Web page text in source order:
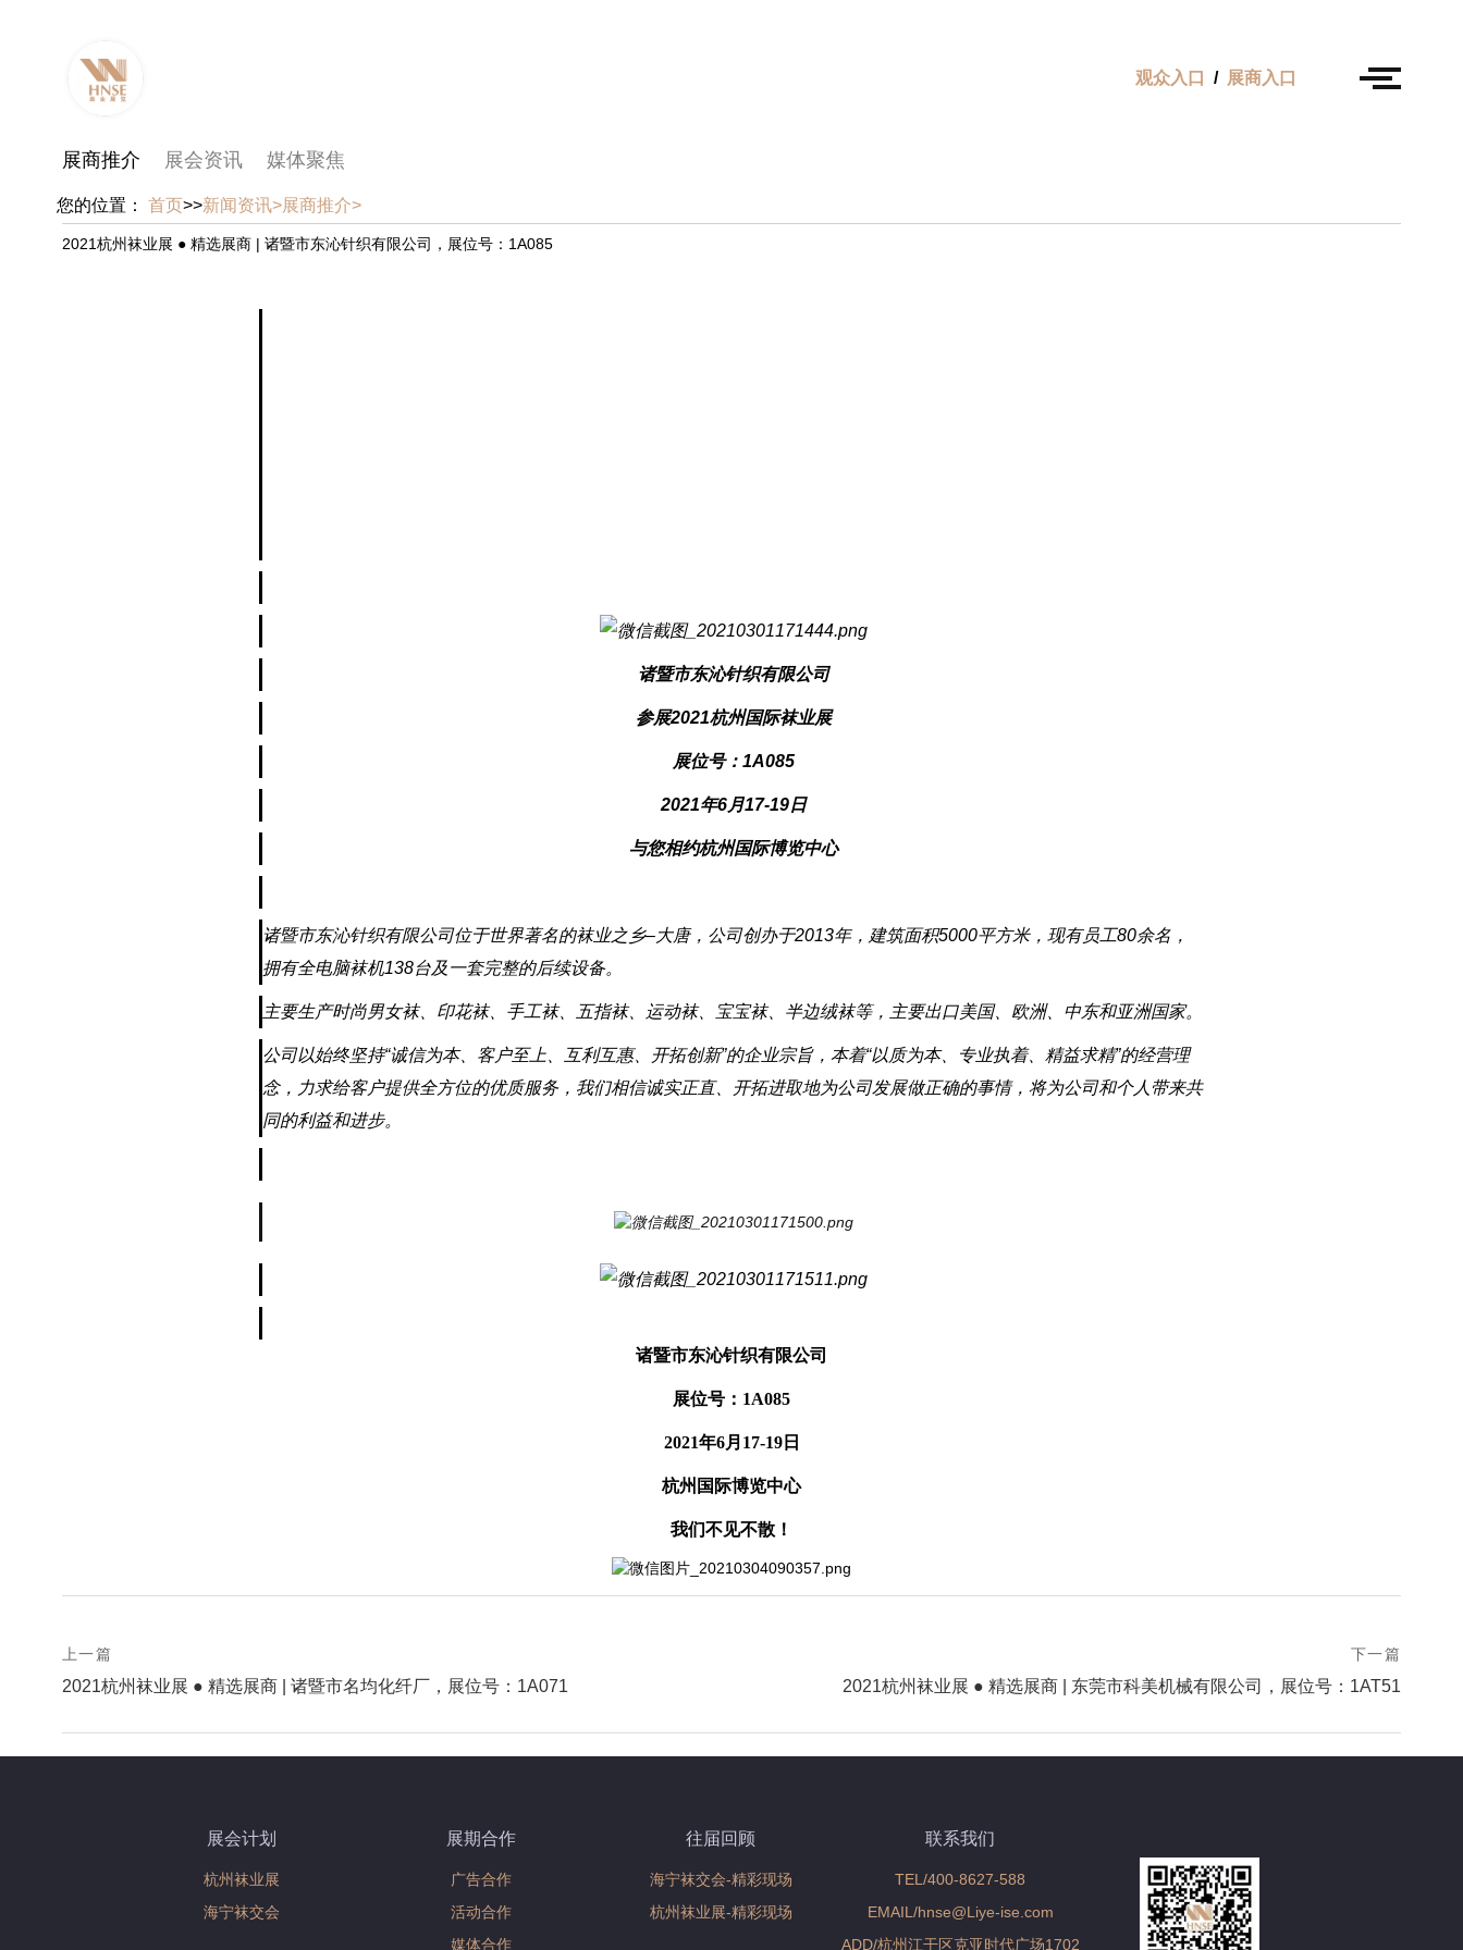
观众入口 / 展商入口
展商推介 展会资讯 媒体聚焦
您的位置： 首页>>新闻资讯>展商推介>
2021杭州袜业展 ● 精选展商 | 诸暨市东沁针织有限公司，展位号：1A085
诸暨市东沁针织有限公司
参展2021杭州国际袜业展
展位号：1A085
2021年6月17-19日
与您相约杭州国际博览中心
诸暨市东沁针织有限公司位于世界著名的袜业之乡–大唐，公司创办于2013年，建筑面积5000平方米，现有员工80余名，
拥有全电脑袜机138台及一套完整的后续设备。
主要生产时尚男女袜、印花袜、手工袜、五指袜、运动袜、宝宝袜、半边绒袜等，主要出口美国、欧洲、中东和亚洲国家。
公司以始终坚持“诚信为本、客户至上、互利互惠、开拓创新”的企业宗旨，本着“以质为本、专业执着、精益求精”的经营理
念，力求给客户提供全方位的优质服务，我们相信诚实正直、开拓进取地为公司发展做正确的事情，将为公司和个人带来共
同的利益和进步。
诸暨市东沁针织有限公司
展位号：1A085
2021年6月17-19日
杭州国际博览中心
我们不见不散！
Post
上一篇
postPrevious
2021杭州袜业展 ● 精选展商 | 诸暨市名均化纤厂，展位号：1A071
下一篇
next
page
2021杭州袜业展 ● 精选展商 | 东莞市科美机械有限公司，展位号：1AT51
展会计划
杭州袜业展
海宁袜交会
展期合作
广告合作
活动合作
媒体合作
往届回顾
海宁袜交会-精彩现场
杭州袜业展-精彩现场
联系我们
TEL/400-8627-588
EMAIL/hnse@Liye-ise.com
ADD/杭州江干区克亚时代广场1702